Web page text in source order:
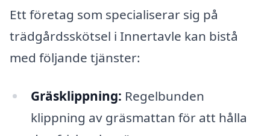
Ett företag som specialiserar sig på
trädgårdsskötsel i Innertavle kan bistå
med följande tjänster:
Gräsklippning: Regelbunden
klippning av gräsmattan för att hålla